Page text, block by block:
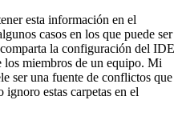
esta información en el
casos en los que puede ser
la configuración del IDE
los miembros de un equipo. Mi
ser una fuente de conflictos que
estas carpetas en el